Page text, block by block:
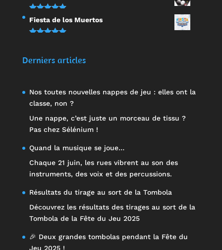
sur 5
Note5.00
sur 5
Fiesta de los Muertos
Derniers articles
Nos toutes nouvelles nappes de jeu : elles ont la
classe, non ?
Une nappe, c’est juste un morceau de tissu ?
Pas chez Sélénium !
Quand la musique se joue…
Chaque 21 juin, les rues vibrent au son des
instruments, des voix et des percussions.
Résultats du tirage au sort de la Tombola
Découvrez les résultats des tirages au sort de la
Tombola de la Fête du Jeu 2025
🎉 Deux grandes tombolas pendant la Fête du
Jeu 2025 !